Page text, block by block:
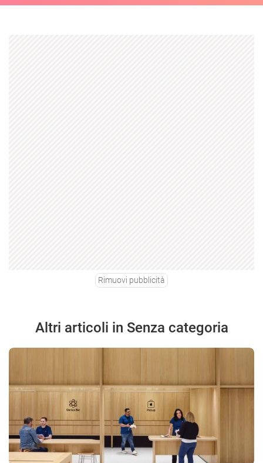
Rimuovi pubblicità
Altri articoli in Senza categoria